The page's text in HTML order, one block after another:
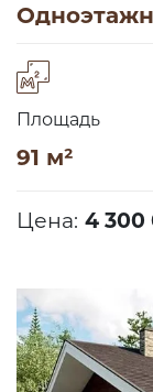
Площадь
91 м²
Цена: 4 300